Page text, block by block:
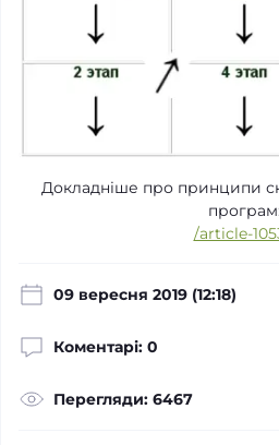
Докладніше про принципи
/article-
09 вересня 2019 (12:18)
Коментарі: 0
Перегляди: 6467